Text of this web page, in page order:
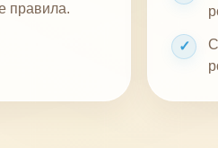
правила.
✓